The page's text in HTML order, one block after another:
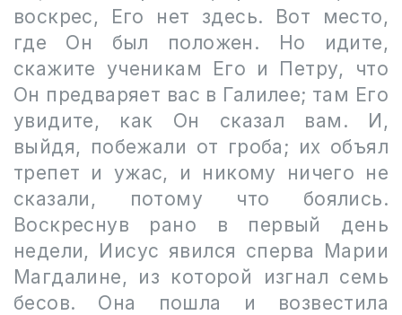
воскрес, Его нет здесь. Вот место,
где Он был положен. Но идите,
скажите ученикам Его и Петру, что
Он предваряет вас в Галилее; там Его
увидите, как Он сказал вам. И,
выйдя, побежали от гроба; их объял
трепет и ужас, и никому ничего не
сказали, потому что боялись.
Воскреснув рано в первый день
недели, Иисус явился сперва Марии
Магдалине, из которой изгнал семь
бесов. Она пошла и возвестила